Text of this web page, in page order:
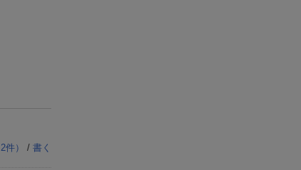
2件） / 書く